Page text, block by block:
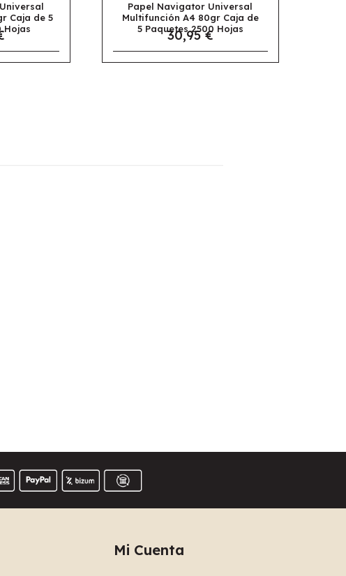
Navigator Universal
A4 80gr Caja de
5 Paquetes 2500 Hojas
Papel Apli Multifunción A4
Colores Pastel Surtido 100
Mi Cuenta